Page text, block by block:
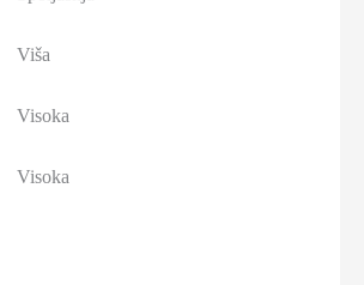
Viša
Visoka
Visoka